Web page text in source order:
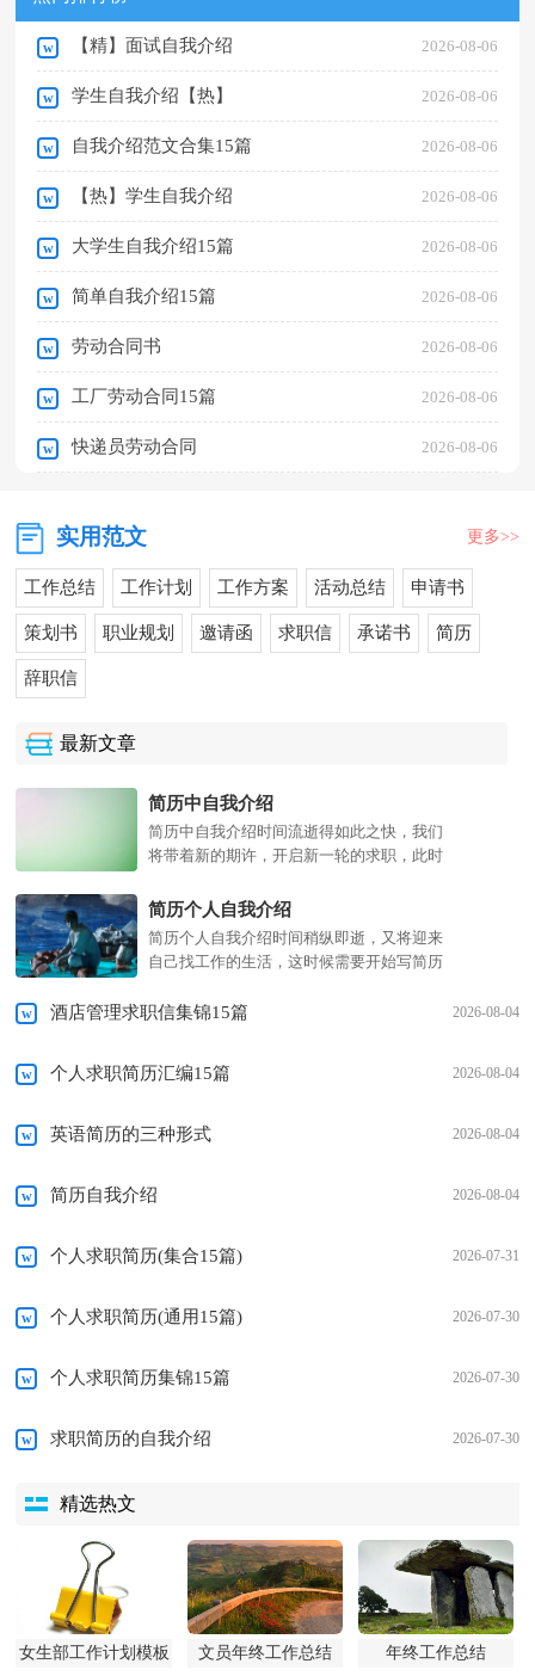
2026-08-06
【精】面试自我介绍
2026-08-06
学生自我介绍【热】
2026-08-06
自我介绍范文合集15篇
2026-08-06
【热】学生自我介绍
2026-08-06
大学生自我介绍15篇
2026-08-06
简单自我介绍15篇
2026-08-06
劳动合同书
2026-08-06
工厂劳动合同15篇
2026-08-06
快递员劳动合同
实用范文 更多>>
工作总结 工作计划 工作方案 活动总结 申请书
策划书 职业规划 邀请函 求职信 承诺书 简历
辞职信
最新文章
简历中自我介绍
简历中自我介绍时间流逝得如此之快，我们
将带着新的期许，开启新一轮的求职，此时
得简历很难写吧，以下是小编为大家收集的
简历中自我介绍，仅供...
简历个人自我介绍
简历个人自我介绍时间稍纵即逝，又将迎来
自己找工作的生活，这时候需要开始写简历
以下是小编为大家收集的简历个人自我介
2026-08-04
酒店管理求职信集锦15篇
2026-08-04
个人求职简历汇编15篇
2026-08-04
英语简历的三种形式
2026-08-04
简历自我介绍
2026-07-31
个人求职简历(集合15篇)
2026-07-30
个人求职简历(通用15篇)
2026-07-30
个人求职简历集锦15篇
2026-07-30
求职简历的自我介绍
精选热文
女生部工作计划模板
文员年终工作总结 年终工作总结